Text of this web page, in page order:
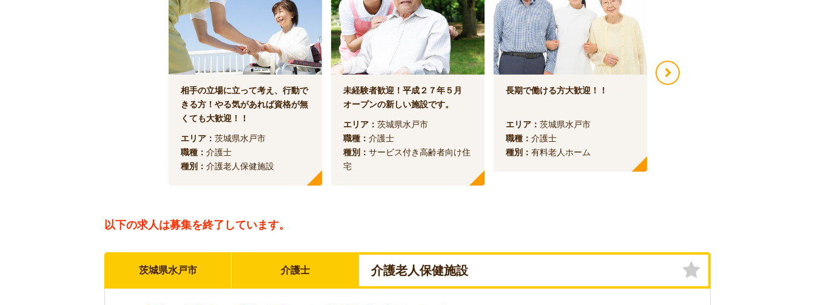
相手の立場に立って考え、行動で
きる方！やる気があれば資格が無
くても大歓迎！！
エリア： 茨城県水戸市
職種： 介護士
種別： 介護老人保健施設
未経験者歓迎！平成２７年５月
オープンの新しい施設です。
エリア： 茨城県水戸市
職種： 介護士
種別： サービス付き高齢者向け住
宅
長期で働ける方大歓迎！！
エリア： 茨城県水戸市
職種： 介護士
種別： 有料老人ホーム
以下の求人は募集を終了しています。
茨城県水戸市 介護士 介護老人保健施設